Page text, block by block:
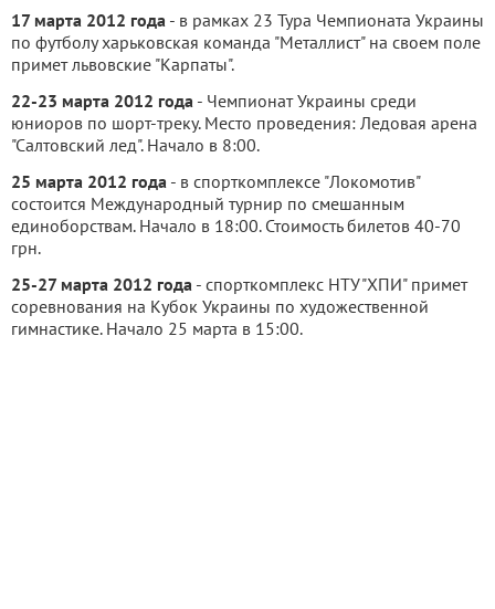
17 марта 2012 года - в рамках 23 Тура Чемпионата Украины
по футболу харьковская команда "Металлист" на своем поле
примет львовские "Карпаты".
22-23 марта 2012 года - Чемпионат Украины среди
юниоров по шорт-треку. Место проведения: Ледовая арена
"Салтовский лед". Начало в 8:00.
25 марта 2012 года - в спорткомплексе "Локомотив"
состоится Международный турнир по смешанным
единоборствам. Начало в 18:00. Стоимость билетов 40-70
грн.
25-27 марта 2012 года - спорткомплекс НТУ"ХПИ" примет
соревнования на Кубок Украины по художественной
гимнастике. Начало 25 марта в 15:00.